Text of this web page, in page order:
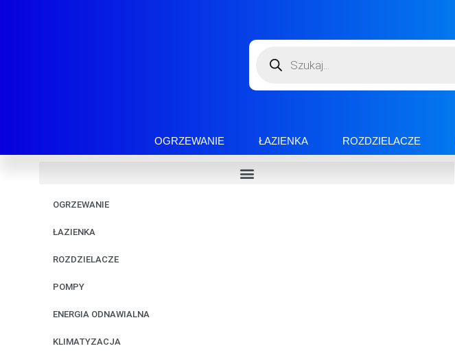
OGRZEWANIE ŁAZIENKA ROZDZIELACZE
OGRZEWANIE
ŁAZIENKA
ROZDZIELACZE
POMPY
ENERGIA ODNAWIALNA
KLIMATYZACJA